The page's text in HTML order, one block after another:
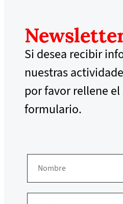
Si desea recibir
nuestras
por favor rellene
formulario.